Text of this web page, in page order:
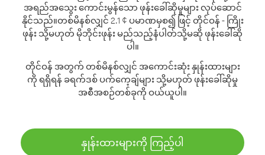
အရည်အသွေး ကောင်းမွန်သော ဖုန်းခေါ်ဆိုမှုများ လုပ်ဆောင်
နိုင်သည်။တစ်မိနစ်လျှင် 2.1 ¢ ပမာဏမှစ၍ ဖြင့် တိုင်ဝန် - ကြိုး
ဖုန်း သို့မဟုတ် မိုဘိုင်းဖုန်း မည်သည့်နံပါတ်သို့မဆို ဖုန်းခေါ်ဆို
ပါ။
တိုင်ဝန် အတွက် တစ်မိနစ်လျှင် အကောင်းဆုံး နှုန်းထားများ
ကို ရရှိရန် ခရက်ဒစ် ပက်ကေ့ချ်များ သို့မဟုတ် ဖုန်းခေါ်ဆိုမှု
အစီအစဉ်တစ်ခုကို ဝယ်ယူပါ။
နှုန်းထားများကို ကြည့်ပါ